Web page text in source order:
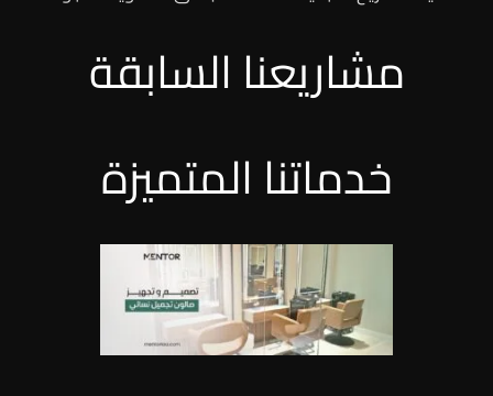
مشاريعنا السابقة
خدماتنا المتميزة